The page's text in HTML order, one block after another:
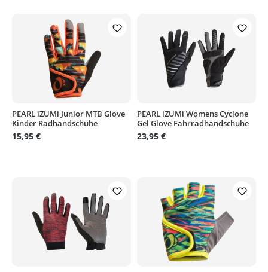
PEARL iZUMi Junior MTB Glove
Kinder Radhandschuhe
15,95 €
PEARL iZUMi Womens Cyclone
Gel Glove Fahrradhandschuhe
23,95 €